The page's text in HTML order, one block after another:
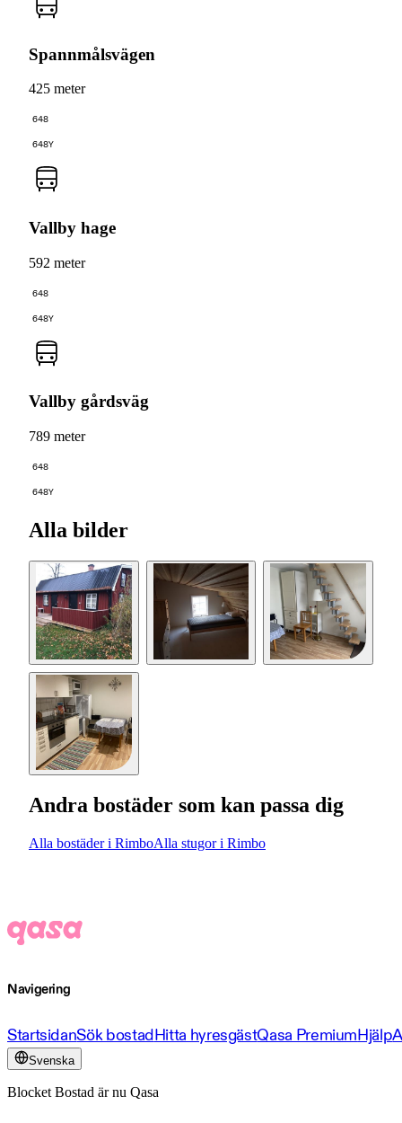
Spannmålsvägen
425 meter
648
648Y
Vallby hage
592 meter
648
648Y
Vallby gårdsväg
789 meter
648
648Y
Alla bilder
Andra bostäder som kan passa dig
Alla bostäder i RimboAlla stugor i Rimbo
Navigering
StartsidanSök bostadHitta hyresgästQasa PremiumHjälp
Svenska
Blocket Bostad är nu Qasa